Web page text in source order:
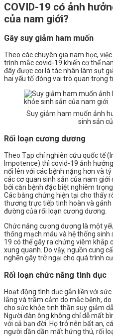
COVID-19 có ảnh
của nam giới?
Gây suy giảm ham muốn
Theo các chuyên gia nam học,
trình mắc covid-19 khiến cơ thể
đây được coi là tác nhân làm sụt
hai yếu tố đóng vai trò quan trọng
Suy giảm ham muốn ảnh
sinh sản
Rối loạn cương dương
Theo Tạp chí nghiên cứu quốc tế
Impotence) thì covid-19 ảnh
nổi lên với các bệnh nặng hơn và
các cơ quan sinh sản của nam
bởi căn bệnh đặc biệt nghiêm
Các bằng chứng hiện tại cho thấy
thương trực tiếp tinh hoàn và
đường của rối loạn cương dương.
Chức năng cương dương là một
thống mạch máu và hệ thống sinh
19 có thể gây ra chứng viêm khắp
xung quanh. Do vậy, nguồn cung
nghẽn gây trở ngại cho quá trình
Rối loạn chức năng tình dục
Hoạt động tình dục gắn liền với
lắng và trầm cảm do mắc bệnh,
cho sức khỏe tinh thần suy giảm
Người đàn ông không chỉ dễ mất
với cả bạn đời. Họ trở nên bất an,
người dần dần mất hứng thú, rối